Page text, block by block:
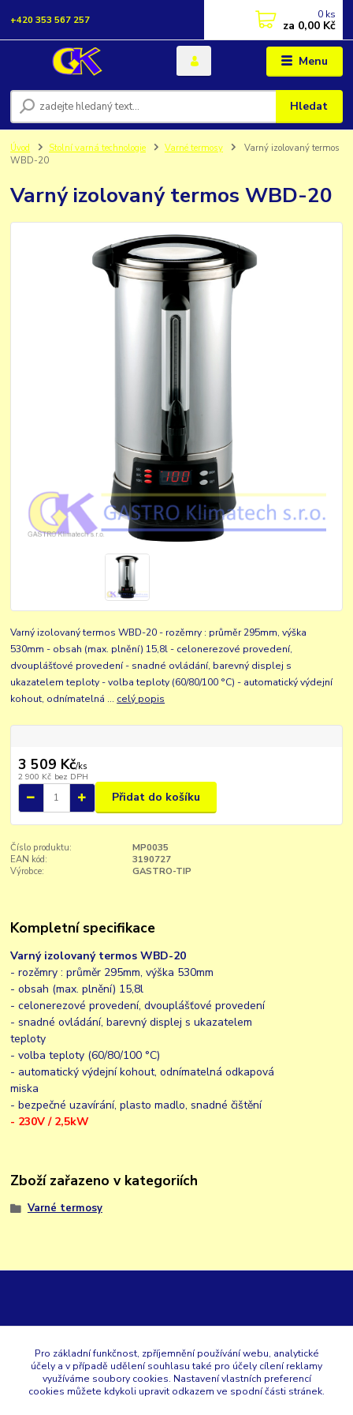
Menu
Hledat
+420 353 567 257 0 ks
za 0,00 Kč
Úvod Stolní varná technologie Varné termosy
Varný izolovaný termos
WBD-20
Varný izolovaný termos WBD-20
Varný izolovaný termos WBD-20 - rozěmry : průměr 295mm, výška
530mm - obsah (max. plnění) 15,8l - celonerezové provedení,
dvouplášťové provedení - snadné ovládání, barevný displej s
ukazatelem teploty - volba teploty (60/80/100 °C) - automatický výdejní
kohout, odnímatelná ... celý popis
3 509 Kč/ks
2 900 Kč bez DPH
Přidat do košíku
Číslo produktu:
MP0035
EAN kód:
3190727
Výrobce:
GASTRO-TIP
Kompletní specifikace
Varný izolovaný termos WBD-20
- rozěmry : průměr 295mm, výška 530mm
- obsah (max. plnění) 15,8l
- celonerezové provedení, dvouplášťové provedení
- snadné ovládání, barevný displej s ukazatelem
teploty
- volba teploty (60/80/100 °C)
- automatický výdejní kohout, odnímatelná odkapová
miska
- bezpečné uzavírání, plasto madlo, snadné čištění
- 230V / 2,5kW
Zboží zařazeno v kategoriích
Varné termosy
+420 353 567 257
Pro základní funkčnost, zpříjemnění používání webu, analytické
účely a v případě udělení souhlasu také pro účely cílení reklamy
využíváme soubory cookies. Nastavení vlastních preferencí
cookies můžete kdykoli upravit odkazem ve spodní části stránek.